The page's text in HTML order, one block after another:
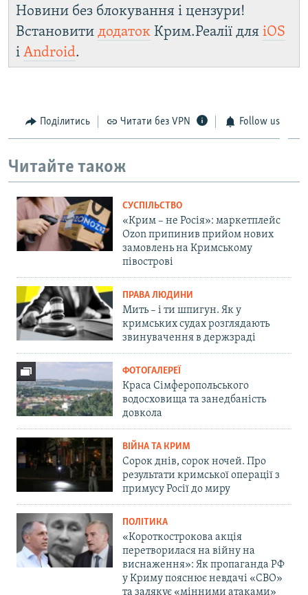
Новини без блокування і цензури!
Встановити додаток Крим.Реалії для iOS
і Android.
Поділитись Читати без VPN Follow us
Читайте також
СУСПІЛЬСТВО
«Крим – не Росія»: маркетплейс
Ozon припинив прийом нових
замовлень на Кримському
півострові
ПРАВА ЛЮДИНИ
Мить – і ти шпигун. Як у
кримських судах розглядають
звинувачення в держзраді
ФОТОГАЛЕРЕЇ
Краса Сімферопольського
водосховища та занедбаність
довкола
ВІЙНА ТА КРИМ
Сорок днів, сорок ночей. Про
результати кримської операції з
примусу Росії до миру
ПОЛІТИКА
«Короткострокова акція
перетворилася на війну на
виснаження»: Як пропаганда РФ
у Криму пояснює невдачі «СВО»
та залякує «мінними атаками»